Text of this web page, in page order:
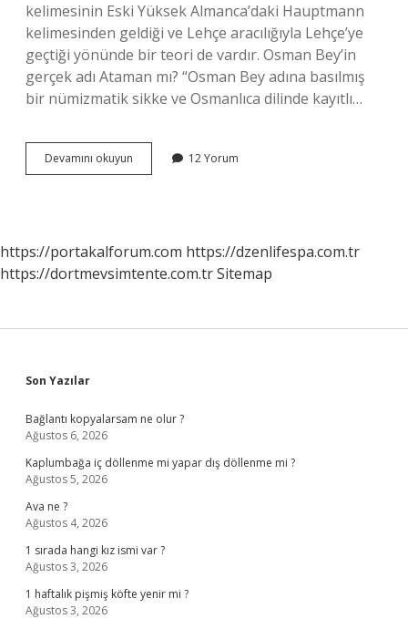
kelimesinin Eski Yüksek Almanca’daki Hauptmann
kelimesinden geldiği ve Lehçe aracılığıyla Lehçe’ye
geçtiği yönünde bir teori de vardır. Osman Bey’in
gerçek adı Ataman mı? “Osman Bey adına basılmış
bir nümizmatik sikke ve Osmanlıca dilinde kayıtlı…
Devamını okuyun
Ne
12 Yorum
https://portakalforum.com https://dzenlifespa.com.tr
https://dortmevsimtente.com.trSitemap
Sidebar
Son Yazılar
Bağlantı kopyalarsam ne olur ?
Ağustos 6, 2026
Kaplumbağa iç döllenme mi yapar dış döllenme mi ?
Ağustos 5, 2026
Ava ne ?
Ağustos 4, 2026
1 sırada hangi kız ismi var ?
Ağustos 3, 2026
1 haftalık pişmiş köfte yenir mi ?
Ağustos 3, 2026